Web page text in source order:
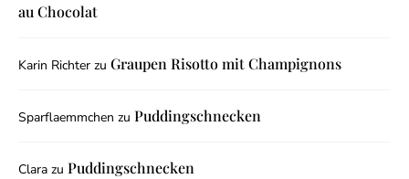
au Chocolat
Karin Richter zu Graupen Risotto mit Champignons
Sparflaemmchen zu Puddingschnecken
Clara zu Puddingschnecken